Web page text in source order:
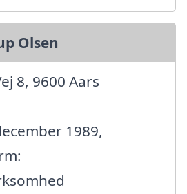
Olsen
8, 9600 Aars
1989,